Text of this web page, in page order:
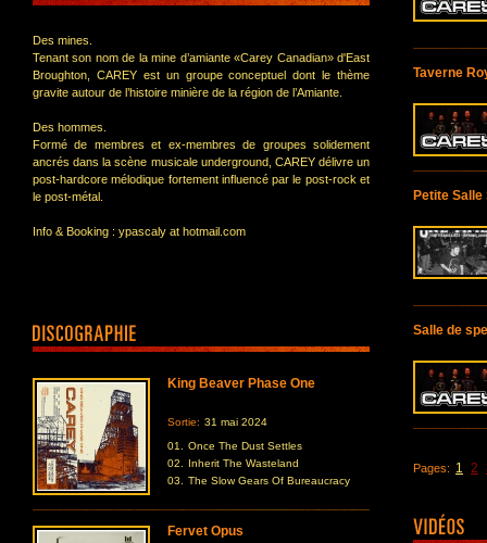
Des mines.
Tenant son nom de la mine d’amiante «Carey Canadian» d'East
Broughton, CAREY est un groupe conceptuel dont le thème
gravite autour de l’histoire minière de la région de l’Amiante.
Des hommes.
Formé de membres et ex-membres de groupes solidement
ancrés dans la scène musicale underground, CAREY délivre un
post-hardcore mélodique fortement influencé par le post-rock et
le post-métal.
Info & Booking : ypascaly at hotmail.com
King Beaver Phase One
Sortie: 31 mai 2024
01.
Once The Dust Settles
02.
Inherit The Wasteland
03.
The Slow Gears Of Bureaucracy
Fervet Opus
Taverne
Petite
Salle de
Pages: 1 2